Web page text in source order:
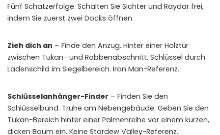
Fünf Schatzerfolge. Schalten Sie Sichter und Raydar frei,
indem Sie zuerst zwei Docks öffnen.
Zieh dich an – Finde den Anzug. Hinter einer Holztür
zwischen Tukan- und Robbenabschnitt. Schlüssel durch
Ladenschild im Siegelbereich. Iron Man-Referenz.
Schlüsselanhänger-Finder – Finden Sie den
Schlüsselbund. Truhe am Nebengebäude. Geben Sie den
Tukan-Bereich hinter einer Palmenreihe vor einem kurzen,
dicken Baum ein. Keine Stardew Valley-Referenz.